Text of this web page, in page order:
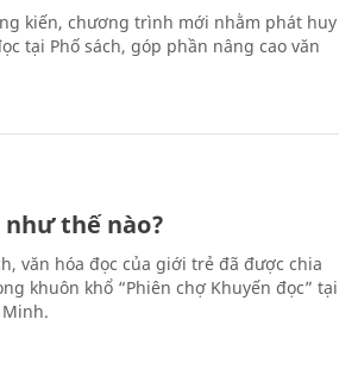
kiến, chương trình mới nhằm phát huy
tại Phố sách, góp phần nâng cao văn
như thế nào?
văn hóa đọc của giới trẻ đã được chia
khuôn khổ “Phiên chợ Khuyến đọc” tại